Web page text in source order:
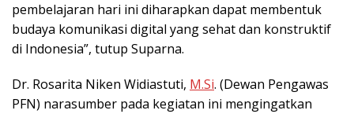
pembelajaran hari ini diharapkan dapat membentuk
budaya komunikasi digital yang sehat dan konstruktif
di Indonesia”, tutup Suparna.
Dr. Rosarita Niken Widiastuti, M.Si. (Dewan Pengawas
PFN) narasumber pada kegiatan ini mengingatkan